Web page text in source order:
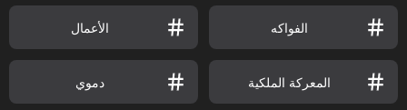
الفواكه الأعمال
المعركة الملكية دموي